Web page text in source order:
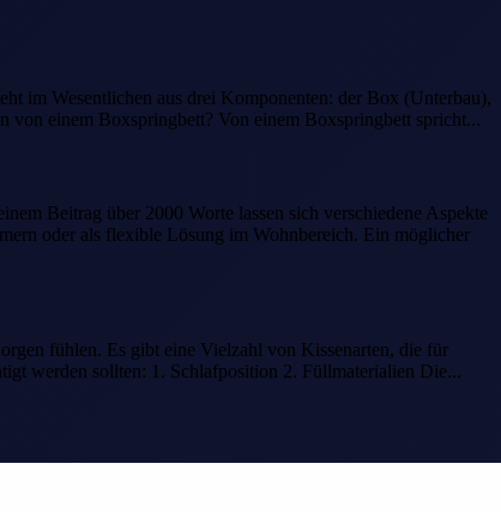
im Wesentlichen aus drei Komponenten: der Box (Unterbau),
von einem Boxspringbett? Von einem Boxspringbett spricht...
Beitrag über 2000 Worte lassen sich verschiedene Aspekte
oder als flexible Lösung im Wohnbereich. Ein möglicher
fühlen. Es gibt eine Vielzahl von Kissenarten, die für
werden sollten: 1. Schlafposition 2. Füllmaterialien Die...